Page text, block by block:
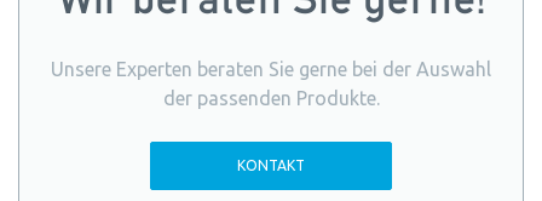
Unsere Experten beraten Sie gerne bei der Auswahl
der passenden Produkte.
KONTAKT